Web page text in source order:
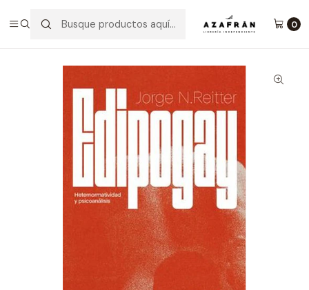
0
Psicología
Edipo Gay - Heteronormatividad Y Psicoanálisis